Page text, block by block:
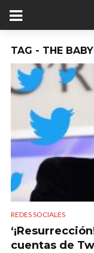
TAG - THE
REDES SOCIALES
cuentas de